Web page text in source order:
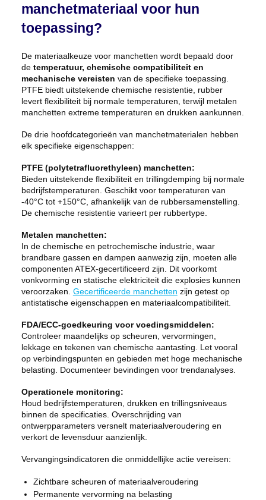
manchetmateriaal voor hun
toepassing?
De materiaalkeuze voor manchetten wordt bepaald door
de temperatuur, chemische compatibiliteit en
mechanische vereisten van de specifieke toepassing.
PTFE biedt uitstekende chemische resistentie, rubber
levert flexibiliteit bij normale temperaturen, terwijl metalen
manchetten extreme temperaturen en drukken aankunnen.
De drie hoofdcategorieën van manchetmaterialen hebben
elk specifieke eigenschappen:
PTFE (polytetrafluorethyleen) manchetten:
Bieden uitstekende flexibiliteit en trillingdemping bij normale
bedrijfstemperaturen. Geschikt voor temperaturen van
-40°C tot +150°C, afhankelijk van de rubbersamenstelling.
De chemische resistentie varieert per rubbertype.
Metalen manchetten:
In de chemische en petrochemische industrie, waar
brandbare gassen en dampen aanwezig zijn, moeten alle
componenten ATEX-gecertificeerd zijn. Dit voorkomt
vonkvorming en statische elektriciteit die explosies kunnen
veroorzaken. Gecertificeerde manchetten zijn getest op
antistatische eigenschappen en materiaalcompatibiliteit.
FDA/ECC-goedkeuring voor voedingsmiddelen:
Controleer maandelijks op scheuren, vervormingen,
lekkage en tekenen van chemische aantasting. Let vooral
op verbindingspunten en gebieden met hoge mechanische
belasting. Documenteer bevindingen voor trendanalyses.
Operationele monitoring:
Houd bedrijfstemperaturen, drukken en trillingsniveaus
binnen de specificaties. Overschrijding van
ontwerpparameters versnelt materiaalveroudering en
verkort de levensduur aanzienlijk.
Vervangingsindicatoren die onmiddellijke actie vereisen:
Zichtbare scheuren of materiaalveroudering
Permanente vervorming na belasting